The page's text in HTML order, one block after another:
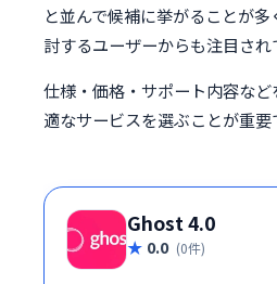
と並んで候補に挙がることが
討するユーザーからも注目され
仕様・価格・サポート内容な
適なサービスを選ぶことが重要
Ghost 4.0
0.0 (0件)